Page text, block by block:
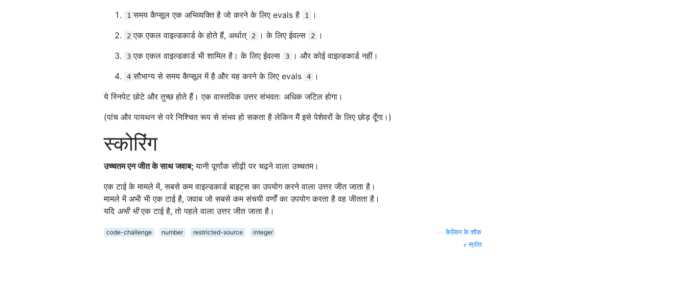
1 समय कैप्सूल एक अभिव्यक्ति है जो करने के लिए evals है 1 ।
2 एक एकल वाइल्डकार्ड के होते हैं, अर्थात् 2 । के लिए ईवल्स 2 ।
3 एक एकल वाइल्डकार्ड भी शामिल है। के लिए ईवल्स 3 । और कोई वाइल्डकार्ड नहीं।
4 सौभाग्य से समय कैप्सूल में है और यह करने के लिए evals 4
।
ये स्निपेट छोटे और तुच्छ होते हैं। एक वास्तविक उत्तर संभवतः अधिक जटिल होगा।
(पांच और पायथन से परे निश्चित रूप से संभव हो सकता है लेकिन मैं इसे पेशेवरों के लिए छोड़ दूँगा।)
स्कोरिंग
उच्चतम एन जीत के साथ जवाब;यानी पूर्णांक सीढ़ी पर चढ़ने वाला उच्चतम।
एक टाई के मामले में, सबसे कम वाइल्डकार्ड बाइट्स का उपयोग करने वाला उत्तर जीत जाता है।
मामले में अभी भी एक टाई है, जवाब जो सबसे कम संचयी वर्णों का उपयोग करता है वह जीतता है।
यदि अभी भीएक टाई है, तो पहले वाला उत्तर जीत जाता है।
code-challenge number restricted-source integer —केल्विन के शौक
स्रोत